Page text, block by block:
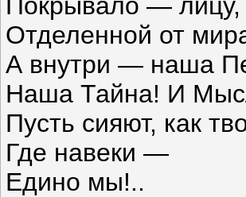
Отделенной от
А внутри — наша
Наша Тайна! И
Пусть сияют, как
Где навеки —
Едино мы!..